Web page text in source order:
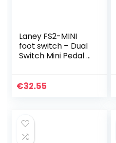
Laney FS2-MINI
foot switch – Dual
Switch Mini Pedal –
Lead
€32.55